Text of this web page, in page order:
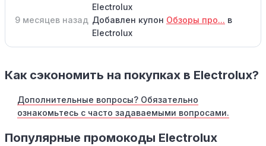
Electrolux
9 месяцев назад Добавлен купон Обзоры про... в
Electrolux
Как сэкономить на покупках в Electrolux?
Дополнительные вопросы? Обязательно
ознакомьтесь с часто задаваемыми вопросами.
Популярные промокоды Electrolux